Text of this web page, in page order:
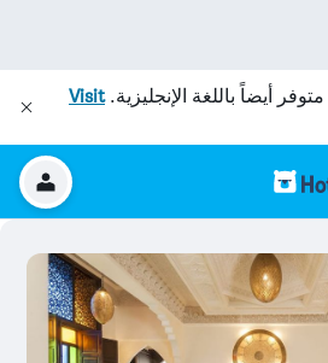
متوفر أيضاً باللغة الإنجليزية.Visit